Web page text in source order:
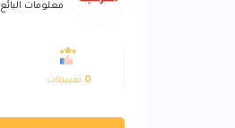
معلومات البائع
0 تقييمات